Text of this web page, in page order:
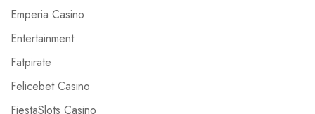
Emperia Casino
Entertainment
Fatpirate
Felicebet Casino
FiestaSlots Casino